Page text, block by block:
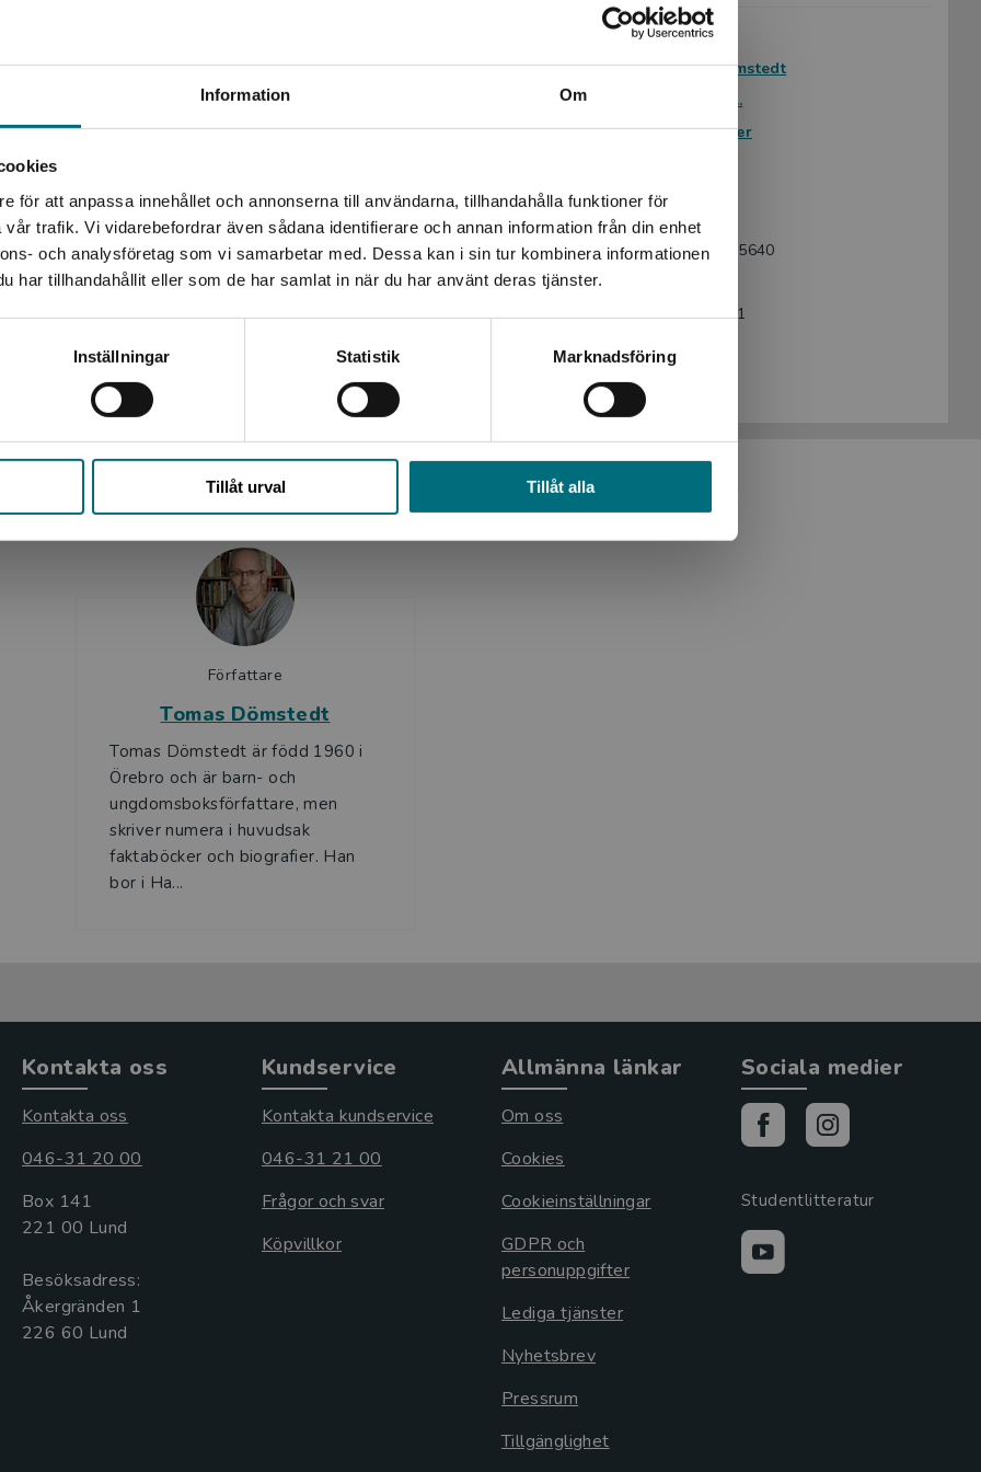
Information Om
för att anpassa innehållet och annonserna till användarna, tillhandahålla funktioner för
trafik. Vi vidarebefordrar även sådana identifierare och annan information från din enhet
och analysföretag som vi samarbetar med. Dessa kan i sin tur kombinera informationen
har tillhandahållit eller som de har samlat in när du har använt deras tjänster.
Inställningar Statistik Marknadsföring
Tillåt urval Tillåt alla
Begränsad fraktregion
Det verkar som att du besöker nyponochviljaforlag.se via
en enhet utanför Sverige. Vi erbjuder inte leveranser
utanför Sverige. För att kunna slutföra ett köp måste
leveransadressen vara i Sverige.
Från 9 år
Författare:
Tomas Dömstedt
Serie:
Fakta om ...
Ämnesområde:
Faktaböcker
Lättlästnivå:
Nivå 2
ISBN:
9789175675640
Utgivningsår:
Artikelnummer:
41441-EB01
Upplaga:
Upphovspersoner
Författare
Tomas Dömstedt
Tomas Dömstedt är född 1960 i
Örebro och är barn- och
ungdomsboksförfattare, men
skriver numera i huvudsak
faktaböcker och biografier. Han
bor i Ha...
Kontakta oss
Kontakta oss
046-31 20 00
Box 141
221 00 Lund
Besöksadress:
Åkergränden 1
Kundservice
Kontakta kundservice
046-31 21 00
Frågor och svar
Köpvillkor
Allmänna länkar
Om oss
Cookies
Cookieinställningar
GDPR och
personuppgifter
Lediga tjänster
Nyhetsbrev
Pressrum
Tillgänglighet
Sociala medier
Studentlitteratur